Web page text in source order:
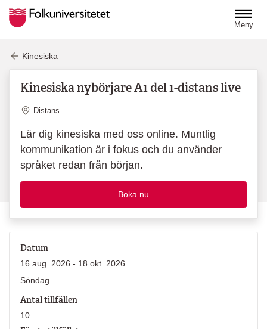
Meny
Kinesiska
Kinesiska nybörjare A1 del 1-distans live
Plats
Distans
Lär dig kinesiska med oss online. Muntlig
kommunikation är i fokus och du använder
språket redan från början.
Boka nu
Datum
16 aug. 2026 - 18 okt. 2026
Söndag
Antal tillfällen
10